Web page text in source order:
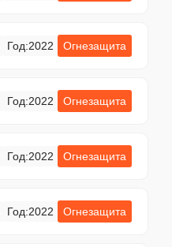
Год:2022 Огнезащита
Год:2022 Огнезащита
Год:2022 Огнезащита
Год:2022 Огнезащита